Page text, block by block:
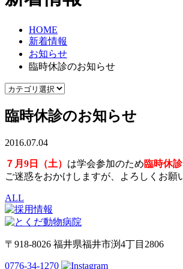
HOME
新着情報
お知らせ
臨時休診のお知らせ
臨時休診のお知らせ
2016.07.04
７月9日（土） は学会参加のため臨時休診
ご迷惑をおかけしますが、よろしくお願
ALL
〒918-8026 福井県福井市渕4丁目2806
0776-34-1270